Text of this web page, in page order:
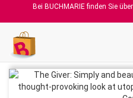
Bei BUCHMARIE finden Sie